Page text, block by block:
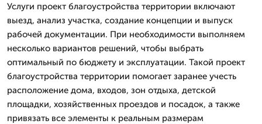
Услуги проект благоустройства территории включают
выезд, анализ участка, создание концепции и выпуск
рабочей документации. При необходимости выполняем
несколько вариантов решений, чтобы выбрать
оптимальный по бюджету и эксплуатации. Такой проект
благоустройства территории помогает заранее учесть
расположение дома, входов, зон отдыха, детской
площадки, хозяйственных проездов и посадок, а также
привязать все элементы к реальным размерам